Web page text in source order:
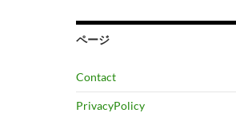
ブ
ページ
Contact
PrivacyPolicy